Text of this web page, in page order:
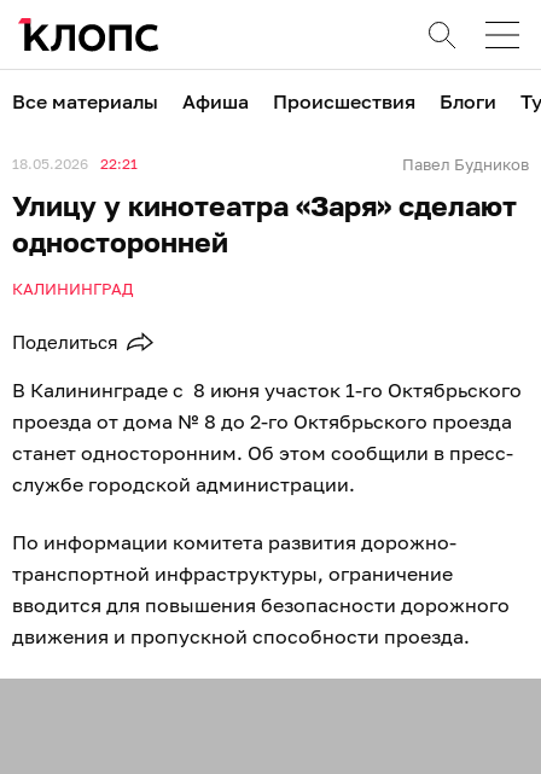
Все материалы Афиша Происшествия Блоги
18.05.2026 22:21 Павел Будников
Улицу у кинотеатра «Заря» сделают
односторонней
КАЛИНИНГРАД
Поделиться
В Калининграде с 8 июня участок 1-го Октябрьского
проезда от дома № 8 до 2-го Октябрьского проезда
станет односторонним. Об этом сообщили в пресс-
службе городской администрации.
По информации комитета развития дорожно-
транспортной инфраструктуры, ограничение
вводится для повышения безопасности дорожного
движения и пропускной способности проезда.